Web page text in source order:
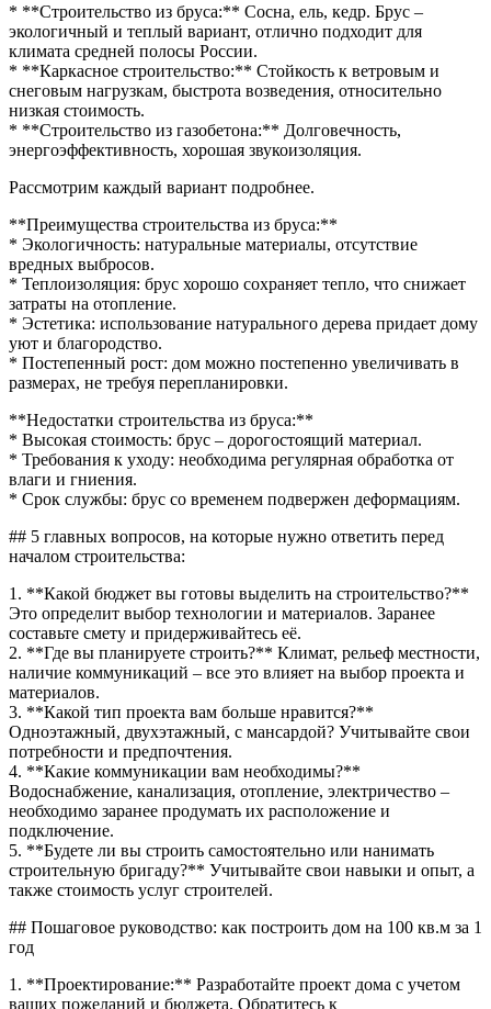
* **Строительство из бруса:** Сосна, ель, кедр. Брус –
экологичный и теплый вариант, отлично подходит для
климата средней полосы России.
* **Каркасное строительство:** Стойкость к ветровым и
снеговым нагрузкам, быстрота возведения, относительно
низкая стоимость.
* **Строительство из газобетона:** Долговечность,
энергоэффективность, хорошая звукоизоляция.
Рассмотрим каждый вариант подробнее.
**Преимущества строительства из бруса:**
* Экологичность: натуральные материалы, отсутствие
вредных выбросов.
* Теплоизоляция: брус хорошо сохраняет тепло, что снижает
затраты на отопление.
* Эстетика: использование натурального дерева придает дому
уют и благородство.
* Постепенный рост: дом можно постепенно увеличивать в
размерах, не требуя перепланировки.
**Недостатки строительства из бруса:**
* Высокая стоимость: брус – дорогостоящий материал.
* Требования к уходу: необходима регулярная обработка от
влаги и гниения.
* Срок службы: брус со временем подвержен деформациям.
## 5 главных вопросов, на которые нужно ответить перед
началом строительства:
1. **Какой бюджет вы готовы выделить на строительство?**
Это определит выбор технологии и материалов. Заранее
составьте смету и придерживайтесь её.
2. **Где вы планируете строить?** Климат, рельеф местности,
наличие коммуникаций – все это влияет на выбор проекта и
материалов.
3. **Какой тип проекта вам больше нравится?**
Одноэтажный, двухэтажный, с мансардой? Учитывайте свои
потребности и предпочтения.
4. **Какие коммуникации вам необходимы?**
Водоснабжение, канализация, отопление, электричество –
необходимо заранее продумать их расположение и
подключение.
5. **Будете ли вы строить самостоятельно или нанимать
строительную бригаду?** Учитывайте свои навыки и опыт, а
также стоимость услуг строителей.
## Пошаговое руководство: как построить дом на 100 кв.м за 1
год
1. **Проектирование:** Разработайте проект дома с учетом
ваших пожеланий и бюджета. Обратитесь к